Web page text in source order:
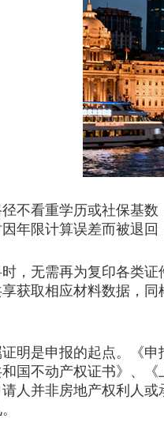
径不看重学历或社保基
年限计算误差而被退回
无需再为复印各类证
获取相应材料数据，
是申报的起点。《申
国不动产权证书》、
人并非房地产权利人